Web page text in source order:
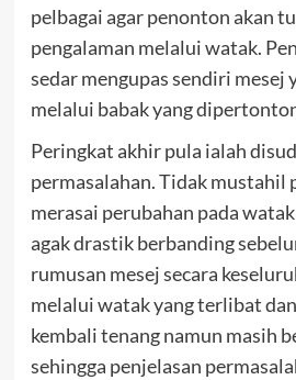
pelbagai agar penonton akan
pengalaman melalui watak.
sedar mengupas sendiri mesej
melalui babak yang
Peringkat akhir pula ialah
permasalahan. Tidak mustahil
merasai perubahan pada
agak drastik berbanding
rumusan mesej secara
melalui watak yang terlibat
kembali tenang namun masih
sehingga penjelasan